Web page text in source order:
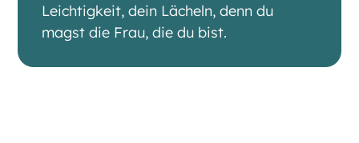
Leichtigkeit, dein Lächeln, denn du
magst die Frau, die du bist.